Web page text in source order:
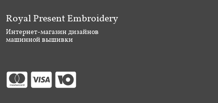
Royal Present Embroidery
Интернет-магазин дизайнов
машинной вышивки